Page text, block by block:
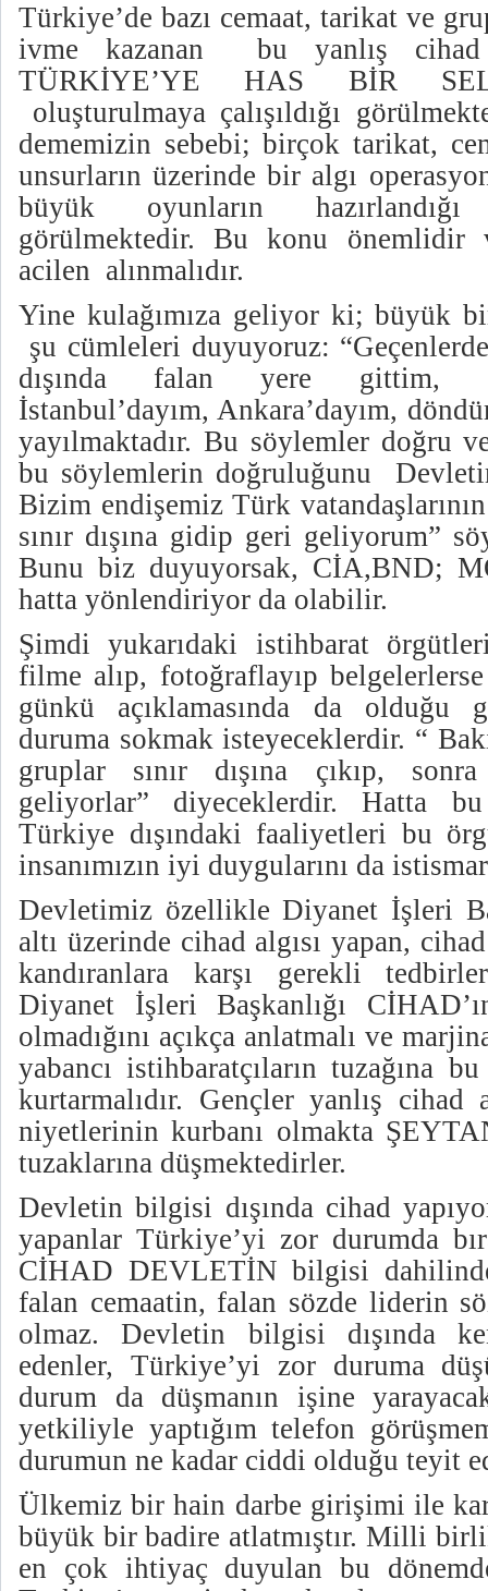
Türkiye’de bazı cemaat, tarikat ve
ivme kazanan bu yanlış cihad
TÜRKİYE’YE HAS BİR
oluşturulmaya çalışıldığı
dememizin sebebi; birçok tarikat,
unsurların üzerinde bir algı
büyük oyunların
görülmektedir. Bu konu önemlidir
acilen alınmalıdır.
Yine kulağımıza geliyor ki; büyük
şu cümleleri duyuyoruz:
dışında falan yere gittim,
İstanbul’dayım, Ankara’dayım,
yayılmaktadır. Bu söylemler doğru
bu söylemlerin doğruluğunu
Bizim endişemiz Türk
sınır dışına gidip geri geliyorum”
Bunu biz duyuyorsak, CİA,BND;
hatta yönlendiriyor da olabilir.
Şimdi yukarıdaki istihbarat
filme alıp, fotoğraflayıp
günkü açıklamasında da olduğu
duruma sokmak isteyeceklerdir. “
gruplar sınır dışına çıkıp,
geliyorlar” diyeceklerdir. Hatta
Türkiye dışındaki faaliyetleri bu
insanımızın iyi duygularını da
Devletimiz özellikle Diyanet İşleri
altı üzerinde cihad algısı yapan,
kandıranlara karşı gerekli
Diyanet İşleri Başkanlığı
olmadığını açıkça anlatmalı ve
yabancı istihbaratçıların tuzağına
kurtarmalıdır. Gençler yanlış cihad
niyetlerinin kurbanı olmakta
tuzaklarına düşmektedirler.
Devletin bilgisi dışında cihad
yapanlar Türkiye’yi zor durumda
CİHAD DEVLETİN bilgisi
falan cemaatin, falan sözde liderin
olmaz. Devletin bilgisi dışında
edenler, Türkiye’yi zor duruma
durum da düşmanın işine
yetkiliyle yaptığım telefon
durumun ne kadar ciddi olduğu teyit
Ülkemiz bir hain darbe girişimi ile
büyük bir badire atlatmıştır. Milli
en çok ihtiyaç duyulan bu